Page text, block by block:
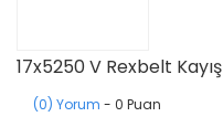
17x5250 V Rexbelt Kayış
(0) Yorum - 0 Puan